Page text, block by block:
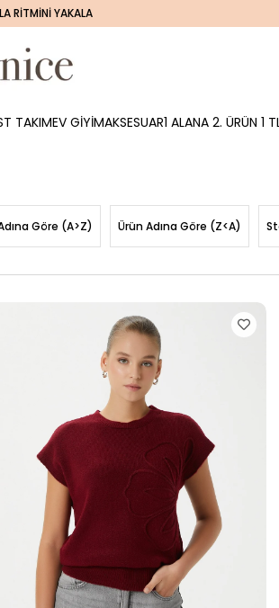
RİTMİNİ YAKALA
TAKIMEV GİYİMAKSESUAR1 ALANA 2. ÜRÜN 1
Göre (A>Z) Ürün Adına Göre (Z<A)